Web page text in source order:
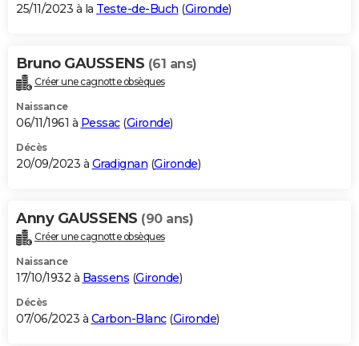
25/11/2023 à la Teste-de-Buch (Gironde)
Bruno GAUSSENS (61 ans)
Créer une cagnotte obsèques
Naissance
06/11/1961 à Pessac(Gironde)
Décès
20/09/2023 à Gradignan (Gironde)
Anny GAUSSENS (90 ans)
Créer une cagnotte obsèques
Naissance
17/10/1932 à Bassens (Gironde)
Décès
07/06/2023 à Carbon-Blanc(Gironde)